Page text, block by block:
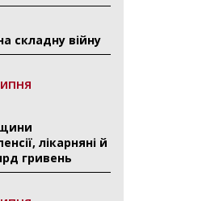
складну війну
лікарняні й
гривень